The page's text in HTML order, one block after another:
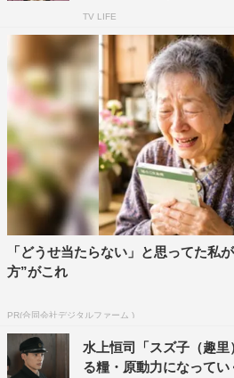
ヒロイン 花田鈴子役・趣
私が幼い頃から拝見し楽しませて
るぎのない経験と活躍を重ねてい
のお芝居で、泣いたり笑ったり、
のエネルギッシュな空気を一緒に
日々が待ち遠しいです。
愛助役の水上さんとは初めての共
の中にある温かさが印象的で、ご
うれしく思います。
鈴子の人生の中で唯一無二の大切
重ねながら2人の物語の温もりを
村山愛助役・水上恒司
TV LIFE
「どうせ当たらない」と思ってた私
方”がこれ
PR(合同会社デジタルファーム )
水上恒司「スズ子（趣
る糧・原動力になって